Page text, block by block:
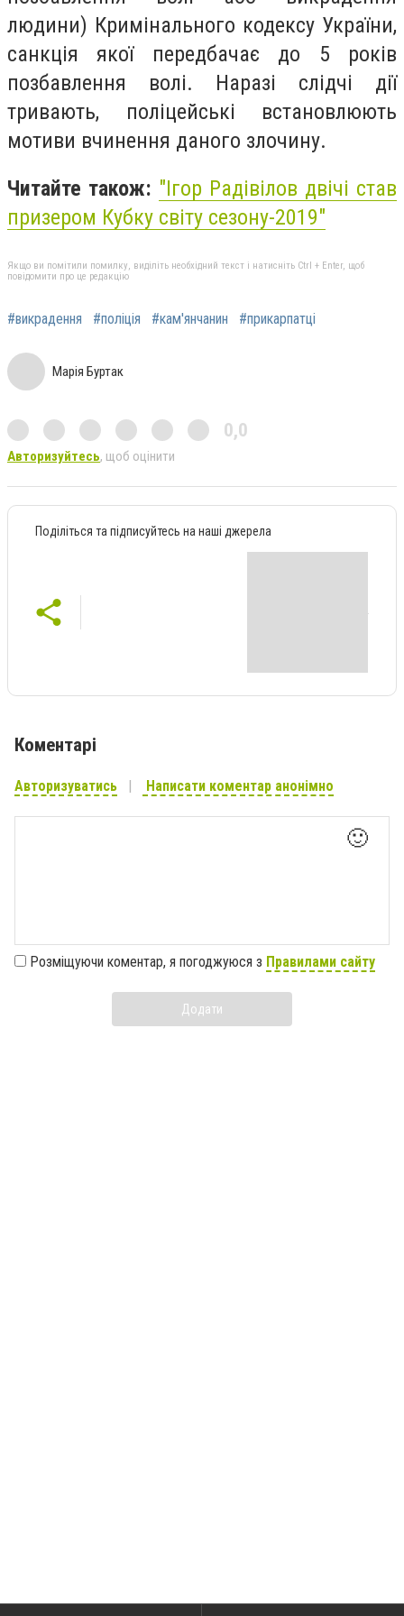
людини) Кримінального кодексу України,
санкція якої передбачає до 5 років
позбавлення волі. Наразі слідчі дії
тривають, поліцейські встановлюють
мотиви вчинення даного злочину.
Читайте також: "Ігор Радівілов двічі став
призером Кубку світу сезону-2019"
Якщо ви помітили помилку, виділіть необхідний текст і натисніть Ctrl + Enter, щоб
повідомити про це редакцію
#викрадення #поліція #кам'янчанин #прикарпатці
Марія Буртак
0,0
Авторизуйтесь, щоб оцінити
Поділіться та підписуйтесь на наші джерела
Коментарі
Авторизуватись Написати коментар анонімно
🙂
Розміщуючи коментар, я погоджуюся з Правилами сайту
Додати